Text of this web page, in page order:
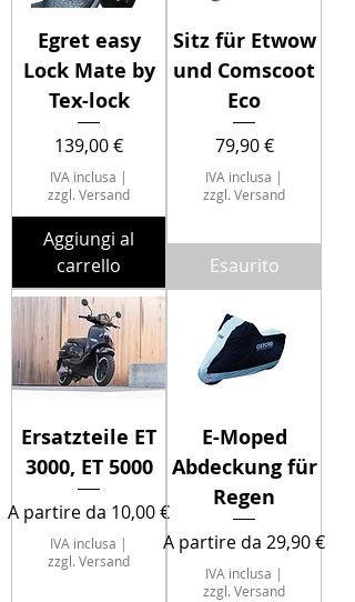
Egret easy
Lock Mate by
Tex-lock
Prezzo
139,00 €
IVA inclusa |
zzgl. Versand
Aggiungi al
carrello
Sitz für Etwow
und Comscoot
Eco
Prezzo
79,90 €
IVA inclusa |
zzgl. Versand
Esaurito
Ersatzteile ET
3000, ET 5000
A partire da 10,00 €
Prezzo scontato
IVA inclusa |
zzgl. Versand
E-Moped
Abdeckung für
Regen
A partire da 29,90 €
Prezzo scontato
IVA inclusa |
zzgl. Versand